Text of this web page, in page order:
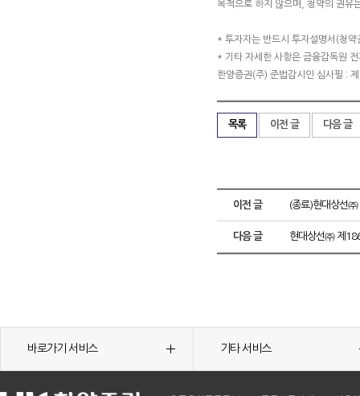
목적으로 하지 않으며, 청약의 권유
* 투자자는 반드시 투자설명서(청
* 기타 자세한 사항은 금융감독원
한양증권(주) 준법감시인 심사필
목록 이전 글 다음 글
이전 글 (종료)현대상선
다음 글 현대상선㈜ 제
바로가기 서비스 기타 서비스